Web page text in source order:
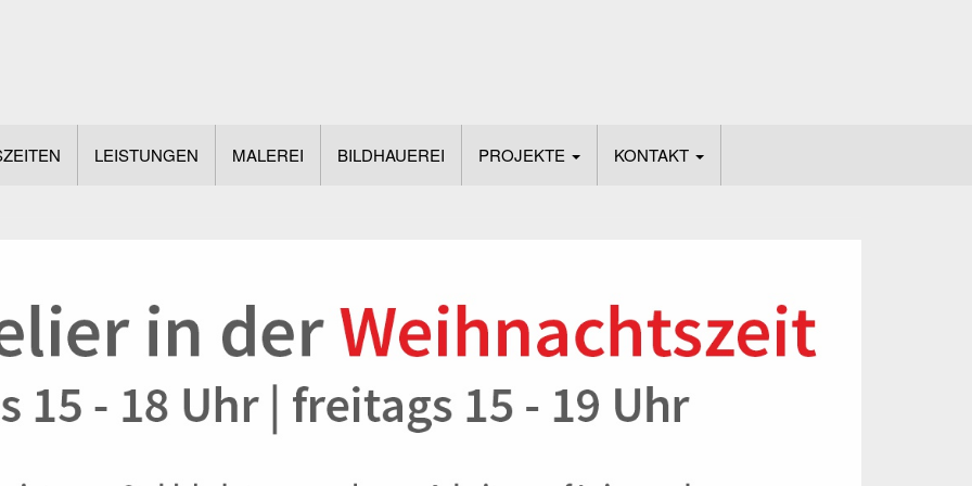
LEISTUNGEN MALEREI BILDHAUEREI PROJEKTE KONTAKT